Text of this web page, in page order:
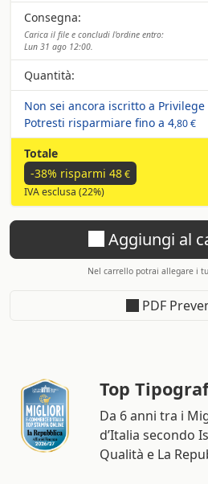
Consegna:
Carica il file e concludi l'ordine entro:
Lun 31 ago 12:00.
Quantità:
Non sei ancora iscritto a Privilege
Potresti risparmiare fino a 4,80 €
Totale
-38% risparmi 48€
IVA esclusa (22%)
Aggiungi al
Nel carrello potrai allegare i
PDF
Top
Da 6 anni tra i
d’Italia secondo
Qualità e La